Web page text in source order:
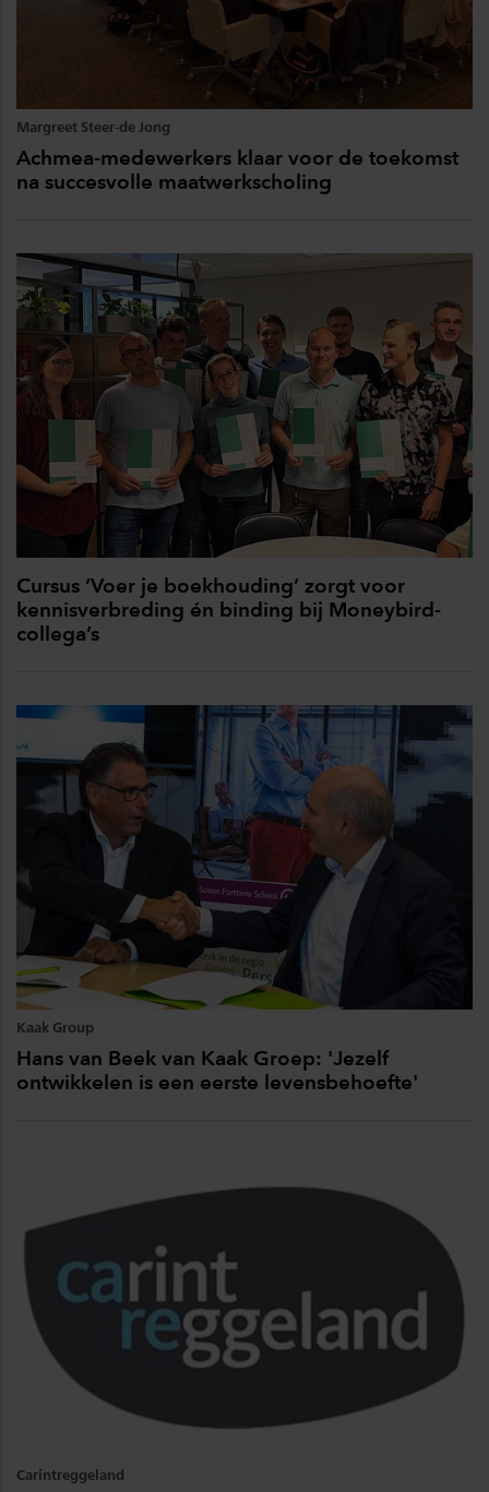
Margreet Steer-de Jong
Achmea-medewerkers klaar voor de toekomst
na succesvolle maatwerkscholing
Cursus ‘Voer je boekhouding’ zorgt voor
kennisverbreding én binding bij Moneybird-
collega’s
Kaak Group
Hans van Beek van Kaak Groep: 'Jezelf
ontwikkelen is een eerste levensbehoefte'
Carintreggeland